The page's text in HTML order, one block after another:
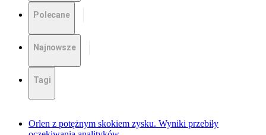
Polecane
Najnowsze
Tagi
Orlen z potężnym skokiem zysku. Wyniki przebiły